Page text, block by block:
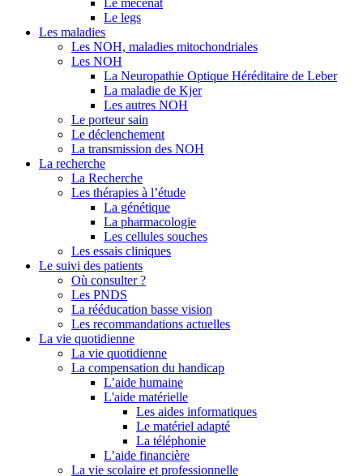
Le mécénat
Le legs
Les maladies
Les NOH, maladies mitochondriales
Les NOH
La Neuropathie Optique Héréditaire de Leber
La maladie de Kjer
Les autres NOH
Le porteur sain
Le déclenchement
La transmission des NOH
La recherche
La Recherche
Les thérapies à l’étude
La génétique
La pharmacologie
Les cellules souches
Les essais cliniques
Le suivi des patients
Où consulter ?
Les PNDS
La rééducation basse vision
Les recommandations actuelles
La vie quotidienne
La vie quotidienne
La compensation du handicap
L’aide humaine
L'aide matérielle
Les aides informatiques
Le matériel adapté
La téléphonie
L’aide financière
La vie scolaire et professionnelle